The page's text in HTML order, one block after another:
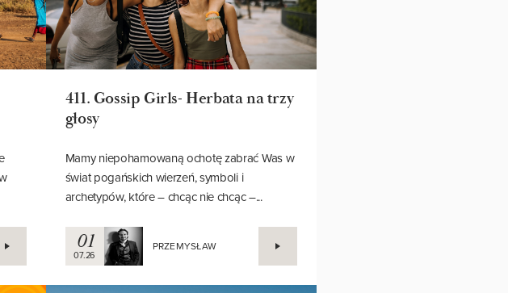
411. Gossip Girls- Herbata na trzy
Mamy niepohamowaną ochotę zabrać Was w
świat pogańskich wierzeń, symboli i
archetypów, które – chcąc nie chcąc –...
01
07.26